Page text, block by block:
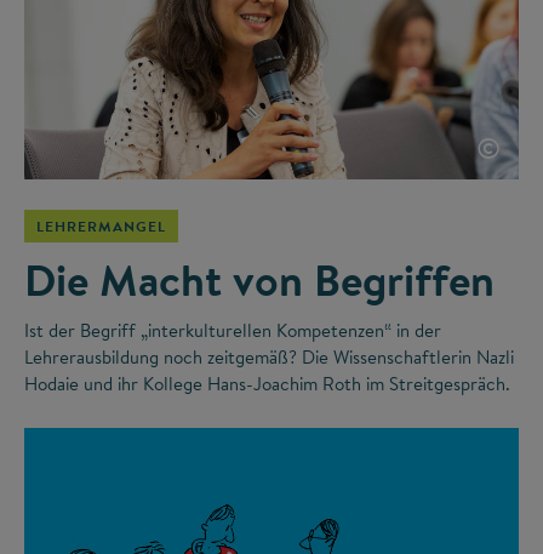
©
LEHRERMANGEL
Die Macht von Begriffen
Ist der Begriff „interkulturellen Kompetenzen“ in der
Lehrerausbildung noch zeitgemäß? Die Wissenschaftlerin Nazli
Hodaie und ihr Kollege Hans-Joachim Roth im Streitgespräch.